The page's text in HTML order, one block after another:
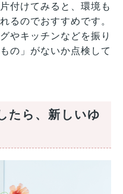
付けてみると、環境も
るのでおすすめです。
やキッチンなどを振り
の」がないか点検して
たら、新しいゆ